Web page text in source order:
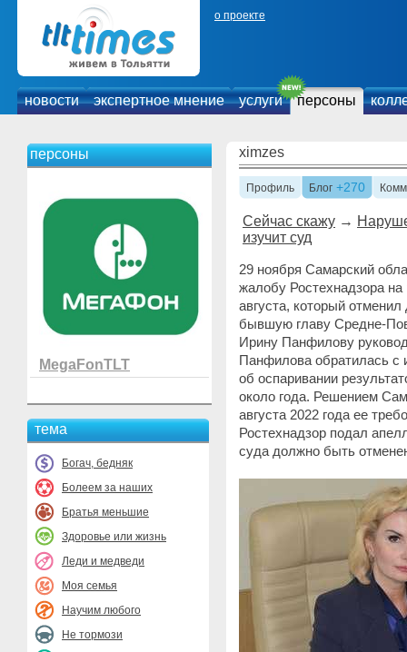
о проекте
новости экспертное мнение услуги персоны
персоны
MegaFonTLT
тема
Богач, бедняк
Болеем за наших
Братья меньшие
Здоровье или жизнь
Леди и медведи
Моя семья
Научим любого
Не тормози
ximzes
Профиль Блог +270
Сейчас скажу →
изучит суд
29 ноября Самарский
жалобу Ростехнадзора
августа, который
бывшую главу Средне-
Ирину Панфилову
Панфилова обратилась с
об оспаривании
около года. Решением
августа 2022 года ее
Ростехнадзор подал
суда должно быть